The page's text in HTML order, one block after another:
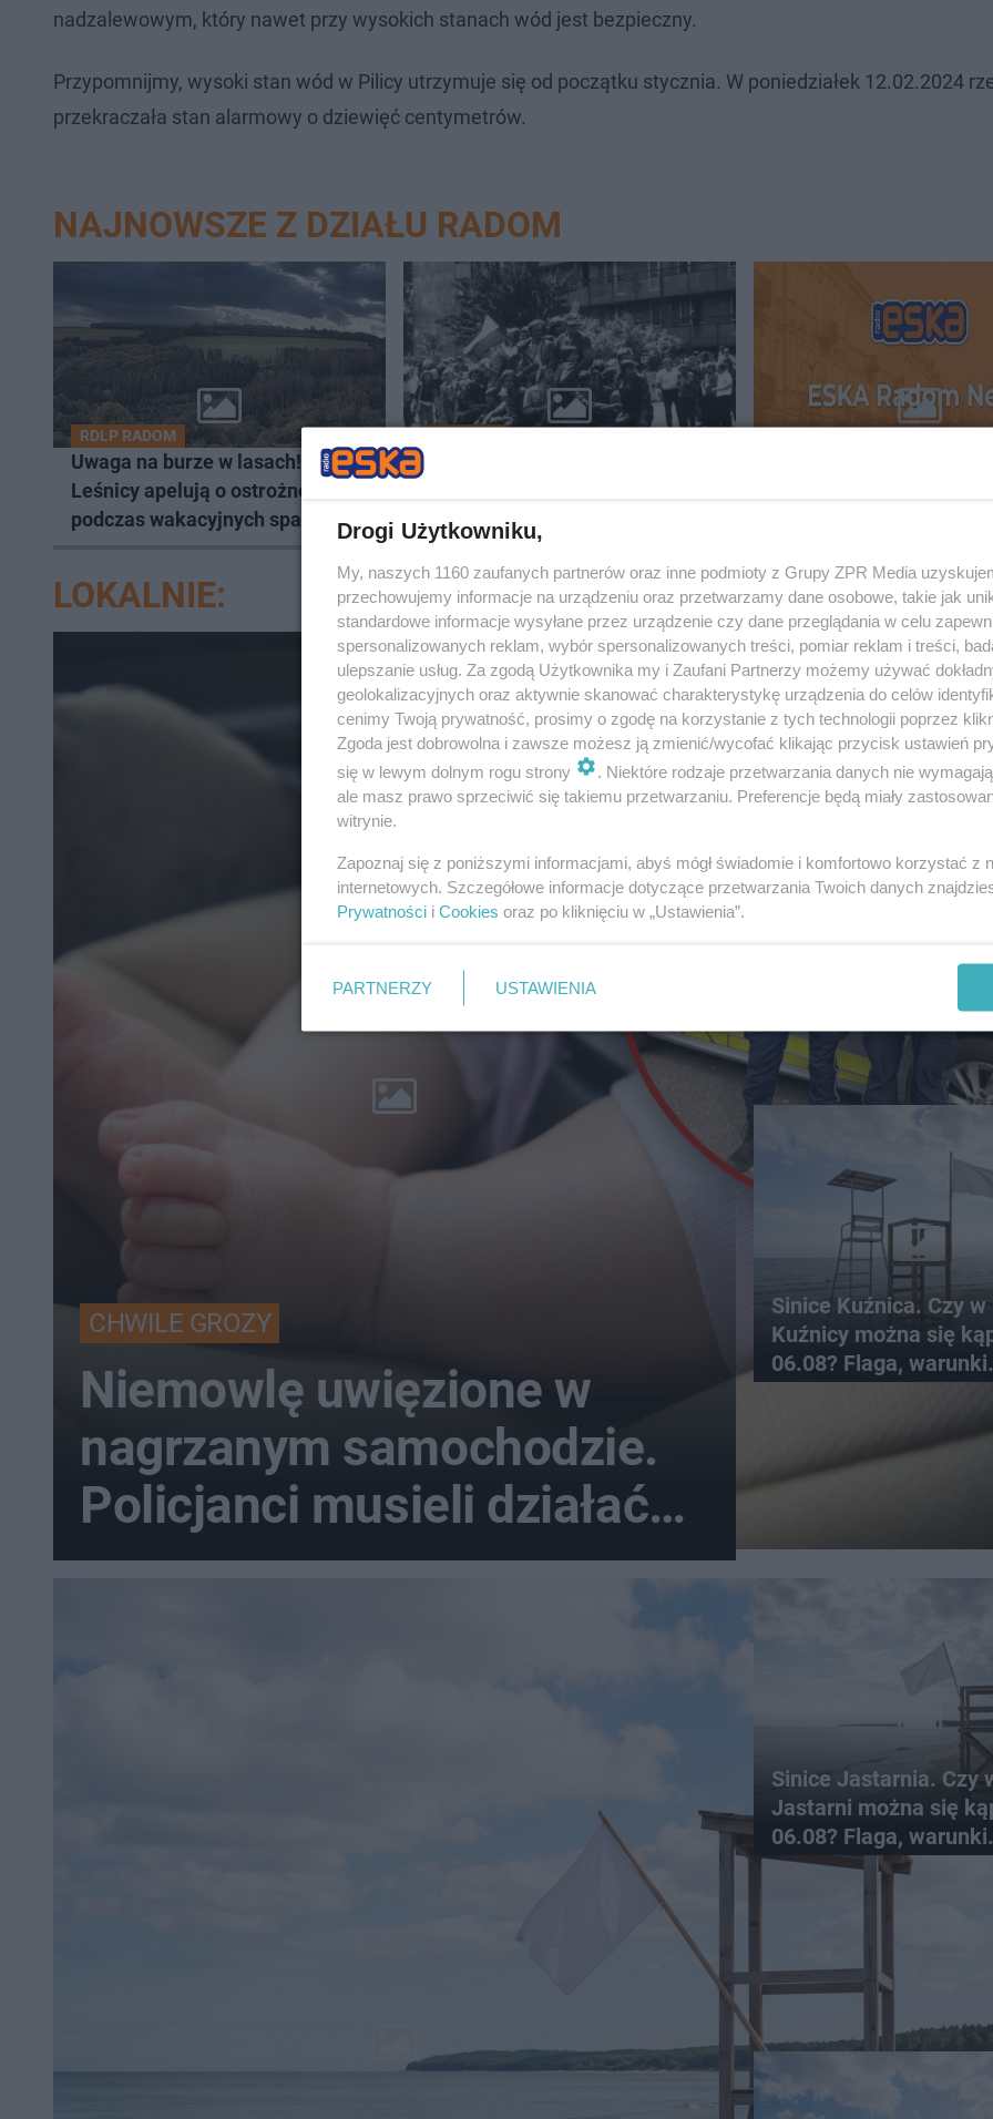
nadzalewowym, który nawet przy wysokich stanach wód jest bezpieczny.
Przypomnijmy, wysoki stan wód w Pilicy utrzymuje się od początku stycznia. W poniedziałek 12.02.2024
przekraczała stan alarmowy o dziewięć centymetrów.
NAJNOWSZE Z DZIAŁU RADOM
RDLP RADOM
Uwaga na burze w lasach!
Leśnicy apelują o ostrożność
podczas wakacyjnych spacerów
Pamięć o Radomskim Czerwcu
wystawa przypomina historię
robotniczego protestu
LOKALNIE:
CHWILE GROZY
Niemowlę uwięzione w
nagrzanym samochodzie.
Policjanci musieli działać
natychmiast
ŻYCIE MIASTA
MPK Nowy Sącz.
zimno, innym za
Sinice Kuźnica. Czy w
Kuźnicy można się
06.08? Flaga, warunki
Sinice Jastarnia. Czy
Jastarni można się
06.08? Flaga, warunki
pogodowe
Drogi Użytkowniku,
My, naszych 1160 zaufanych partnerów oraz inne podmioty z Grupy ZPR Media
przechowujemy informacje na urządzeniu oraz przetwarzamy dane osobowe, takie jak
standardowe informacje wysyłane przez urządzenie czy dane przeglądania w celu
spersonalizowanych reklam, wybór spersonalizowanych treści, pomiar reklam i treści,
ulepszanie usług. Za zgodą Użytkownika my i Zaufani Partnerzy możemy używać
geolokalizacyjnych oraz aktywnie skanować charakterystykę urządzenia do celów
cenimy Twoją prywatność, prosimy o zgodę na korzystanie z tych technologii poprzez
Zgoda jest dobrowolna i zawsze możesz ją zmienić/wycofać klikając przycisk ustawień
się w lewym dolnym rogu strony
. Niektóre rodzaje przetwarzania danych nie
ale masz prawo sprzeciwić się takiemu przetwarzaniu. Preferencje będą miały
witrynie.
Zapoznaj się z poniższymi informacjami, abyś mógł świadomie i komfortowo korzystać z
internetowych. Szczegółowe informacje dotyczące przetwarzania Twoich danych
Prywatności i Cookies oraz po kliknięciu w „Ustawienia”.
PARTNERZY USTAWIENIA